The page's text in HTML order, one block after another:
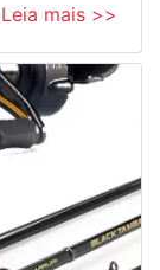
Leia mais >>